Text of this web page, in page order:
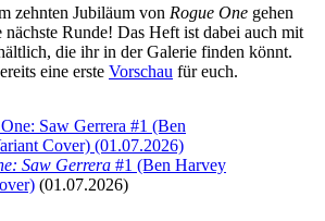
zehnten Jubiläum von Rogue One gehen
Runde! Das Heft ist dabei auch mit
die ihr in der Galerie finden könnt.
eine erste Vorschau für euch.
Saw Gerrera #1 (Ben Harvey
(01.07.2026)